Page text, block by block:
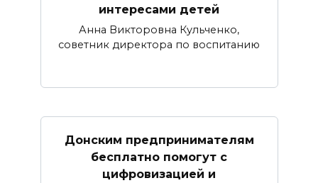
интересами детей
Анна Викторовна Кульченко,
советник директора по воспитанию
Донским предпринимателям
бесплатно помогут с
цифровизацией и